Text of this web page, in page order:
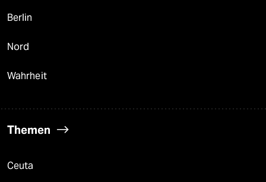
Berlin
Nord
Wahrheit
Themen
Ceuta